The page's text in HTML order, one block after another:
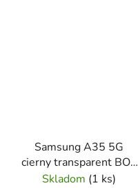
Samsung A35 5G
cierny transparent BOX
PREMIUM
Skladom (1 ks)